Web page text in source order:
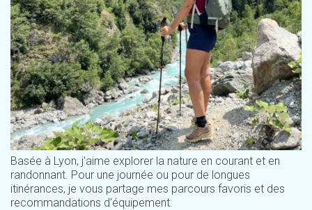
Basée à Lyon, j'aime explorer la nature en courant et en
randonnant. Pour une journée ou pour de longues
itinérances, je vous partage mes parcours favoris et des
recommandations d'équipement.